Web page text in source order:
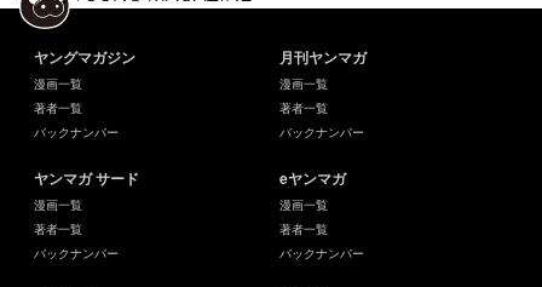
ヤングマガジン
漫画一覧
著者一覧
バックナンバー
月刊ヤンマガ
漫画一覧
著者一覧
バックナンバー
ヤンマガ サード
漫画一覧
著者一覧
バックナンバー
eヤンマガ
漫画一覧
著者一覧
バックナンバー